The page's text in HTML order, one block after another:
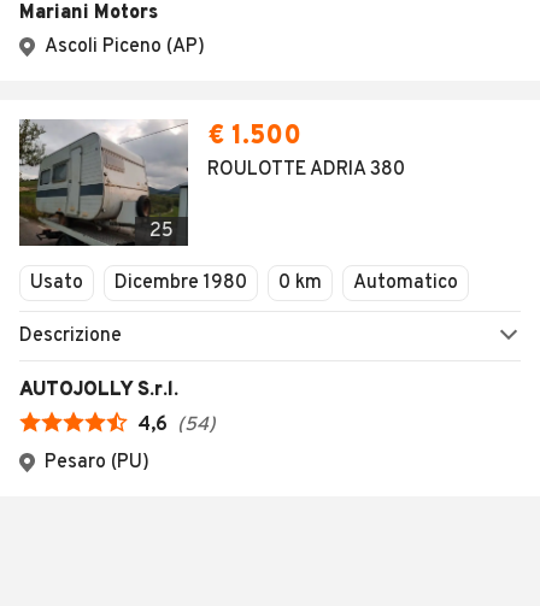
Mariani Motors
Ascoli Piceno (AP)
25
€ 1.500
ROULOTTE ADRIA 380
Usato Dicembre 1980 0 km Automatico
Descrizione
AUTOJOLLY S.r.l.
4,6 (54)
Pesaro (PU)